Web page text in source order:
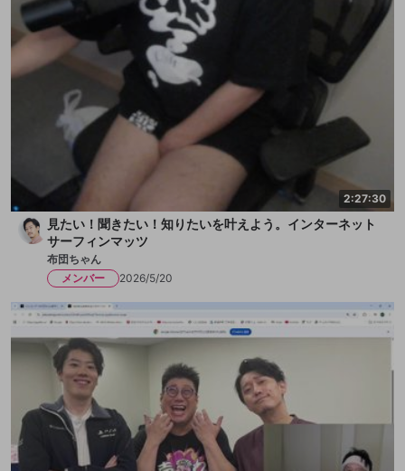
2:27:30
見たい！聞きたい！知りたいを叶えよう。インターネット
サーフィンマッツ
布団ちゃん
メンバー
2026/5/20